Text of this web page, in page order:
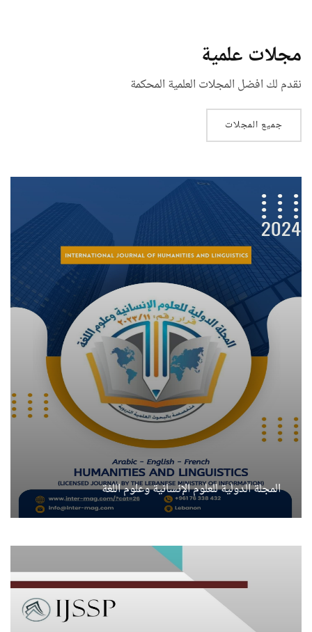
مجلات علمية
نقدم لك افضل المجلات العلمية المحكمة
جميع المجلات
المجلة الدولية للعلوم الإنسانية وعلوم اللغة
المجلة الدولية لنشر الدراسات العلمية
تاريخ النشر القادم: 2024-11-15